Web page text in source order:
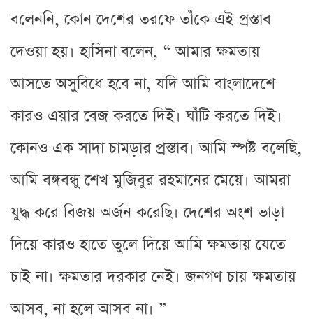
বলেননি, কোন দেশের তরফে তাঁকে এই প্রস্তাব
দেওয়া হয়। হাসিনা বলেন, “ আমার ক্ষমতায়
আসতে অসুবিধে হবে না, যদি আমি বাংলাদেশে
কারও এয়ার বেজ করতে দিই। ঘাঁটি করতে দিই।
কোনও এক সাদা চামড়ার প্রস্তাব। আমি স্পষ্ট বলেছি,
আমি বঙ্গবন্ধু শেখ মুজিবুর রহমানের মেয়ে। আমরা
যুদ্ধ করে বিজয় অর্জন করেছি। দেশের অংশ ভাড়া
দিয়ে কারও হাতে তুলে দিয়ে আমি ক্ষমতায় যেতে
চাই না। ক্ষমতার দরকার নেই। জনগণ চায় ক্ষমতায়
আসব, না হলে আসব না। ”